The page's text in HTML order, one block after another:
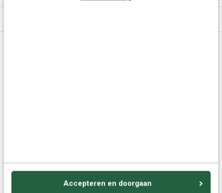
Accepteren en doorgaan
Wellicht ook interessant: